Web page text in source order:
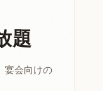
題
宴会向けの